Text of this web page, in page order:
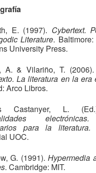
E. (1997). Cybertext.
Literature.
University Press.
A. & Vilariño, T. (2006).
La literatura en la era
Arco Libros.
Castanyer, L.
para la literatura.
UOC.
G. (1991).Hypermedia
. Cambridge: MIT.